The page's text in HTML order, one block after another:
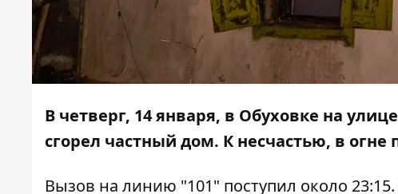
В четверг, 14 января, в Обуховке на
сгорел частный дом. К несчастью, в
Вызов на линию "101" поступил около